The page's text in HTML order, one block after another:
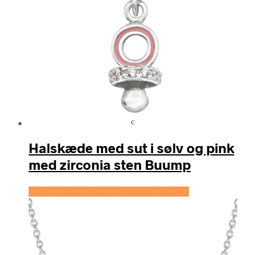
Halskæde med sut i sølv og pink
med zirconia sten Buump